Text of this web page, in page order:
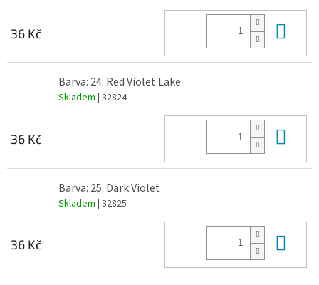
36 Kč
Barva: 24. Red Violet Lake
Skladem | 32824
36 Kč
Barva: 25. Dark Violet
Skladem | 32825
36 Kč